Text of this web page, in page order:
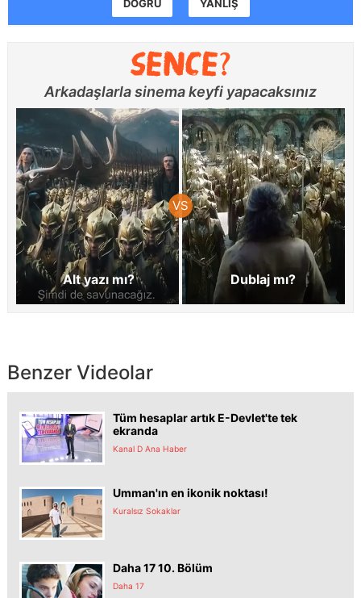
DOĞRU YANLIŞ
Arkadaşlarla sinema keyfi yapacaksınız
Alt yazı mı? Dublaj mı?
Benzer Videolar
Tüm hesaplar artık E-Devlet'te tek
ekranda
Kanal D Ana Haber
Umman'ın en ikonik noktası!
Kuralsız Sokaklar
Daha 17 10. Bölüm
Daha 17